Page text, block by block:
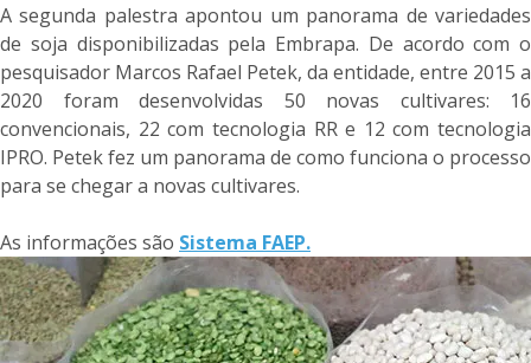
A segunda palestra apontou um panorama de variedades
de soja disponibilizadas pela Embrapa. De acordo com o
pesquisador Marcos Rafael Petek, da entidade, entre 2015 a
2020 foram desenvolvidas 50 novas cultivares: 16
convencionais, 22 com tecnologia RR e 12 com tecnologia
IPRO. Petek fez um panorama de como funciona o processo
para se chegar a novas cultivares.
As informações são Sistema FAEP.